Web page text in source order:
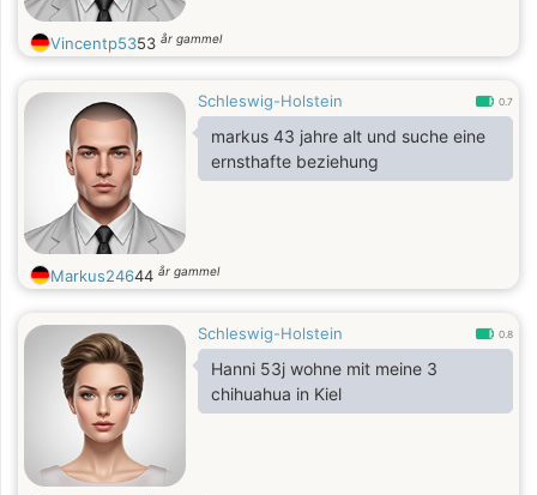
Vincentp5353 år gammel
Schleswig-Holstein 0.7
markus 43 jahre alt und suche eine
ernsthafte beziehung
Markus24644 år gammel
Schleswig-Holstein 0.8
Hanni 53j wohne mit meine 3
chihuahua in Kiel